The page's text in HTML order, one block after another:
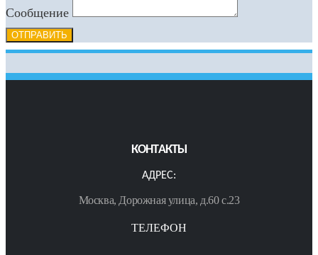
Сообщение
ОТПРАВИТЬ
КОНТАКТЫ
АДРЕС:
Москва, Дорожная улица, д.60 с.23
ТЕЛЕФОН